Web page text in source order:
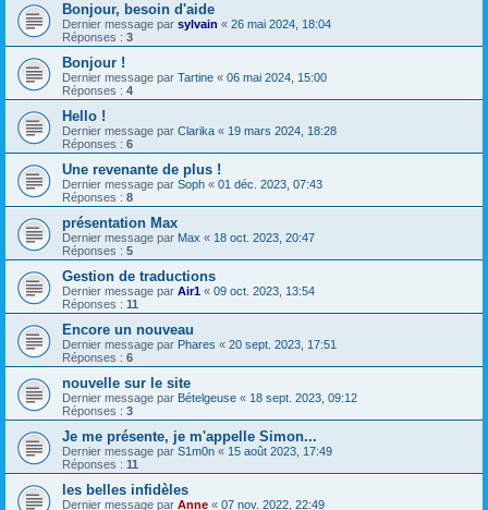
Bonjour, besoin d'aide
Dernier message par sylvain « 26 mai 2024, 18:04
Réponses : 3
Bonjour !
Dernier message par Tartine « 06 mai 2024, 15:00
Réponses : 4
Hello !
Dernier message par Clarika « 19 mars 2024, 18:28
Réponses : 6
Une revenante de plus !
Dernier message par Soph « 01 déc. 2023, 07:43
Réponses : 8
présentation Max
Dernier message par Max « 18 oct. 2023, 20:47
Réponses : 5
Gestion de traductions
Dernier message par Air1 « 09 oct. 2023, 13:54
Réponses : 11
Encore un nouveau
Dernier message par Phares « 20 sept. 2023, 17:51
Réponses : 6
nouvelle sur le site
Dernier message par Bételgeuse « 18 sept. 2023, 09:12
Réponses : 3
Je me présente, je m'appelle Simon...
Dernier message par S1m0n « 15 août 2023, 17:49
Réponses : 11
les belles infidèles
Dernier message par Anne « 07 nov. 2022, 22:49